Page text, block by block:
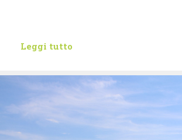
Leggi tutto